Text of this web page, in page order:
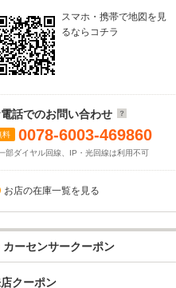
スマホ・携帯で地図を見
るならコチラ
話でのお問い合わせ
料 0078-6003-469860
部ダイヤル回線、IP・光回線は利用不可
お店の在庫一覧を見る
カーセンサークーポン
クーポン